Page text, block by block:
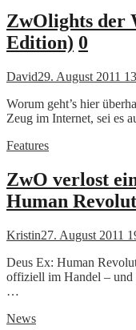
ZwOlights der
Edition) 0
David29. August 2011
Worum geht’s hier
Zeug im Internet, sei es
Features
ZwO verlost
Human
Kristin27. August 2011
Deus Ex: Human
offiziell im Handel – und
…
News